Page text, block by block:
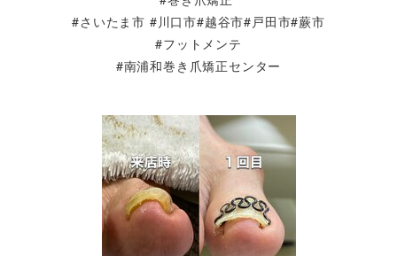
#さいたま市 #川口市#越谷市#戸田市#蕨市
#フットメンテ
#南浦和巻き爪矯正センター